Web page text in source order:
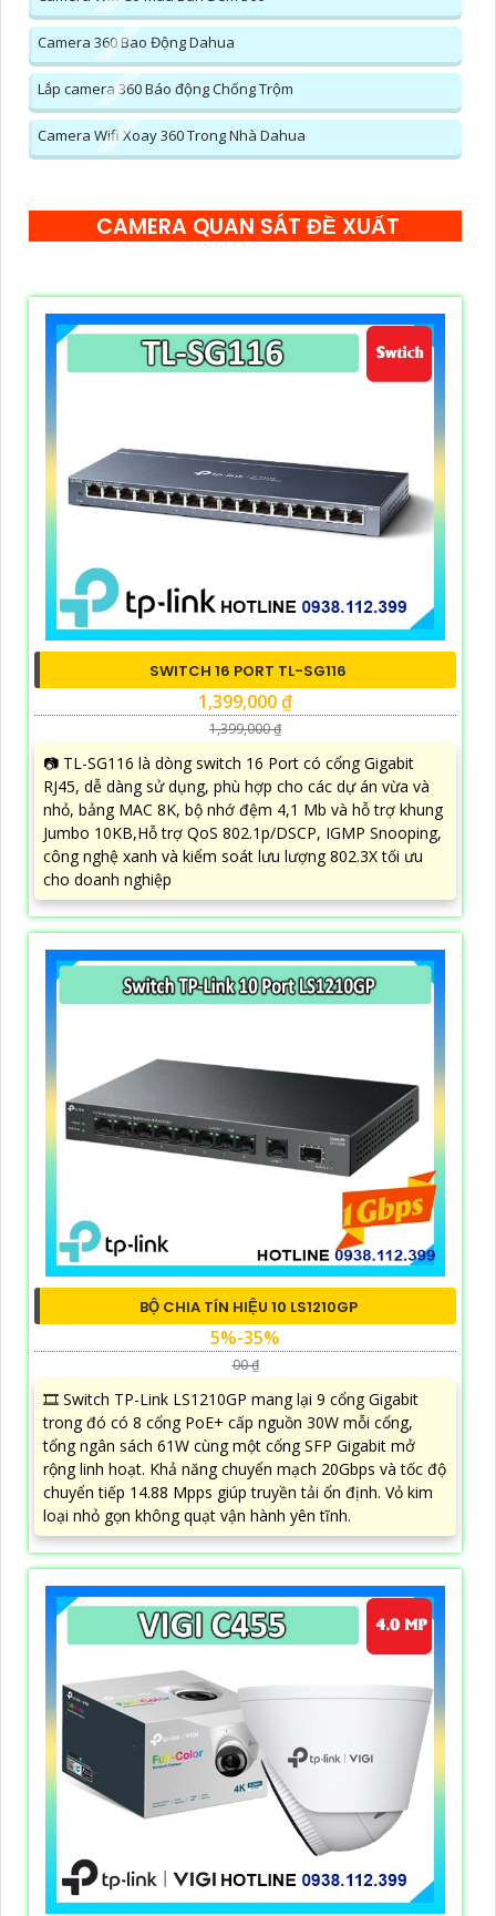
Camera 360 Bao Động Dahua
Lắp camera 360 Báo động Chống Trộm
Camera Wifi Xoay 360 Trong Nhà Dahua
CAMERA QUAN SÁT ĐỀ XUẤT
SWITCH 16 PORT TL-SG116
1,399,000 ₫
1,399,000 ₫
📷 TL-SG116 là dòng switch 16 Port có cổng Gigabit
RJ45, dễ dàng sử dụng, phù hợp cho các dự án vừa và
nhỏ, bảng MAC 8K, bộ nhớ đệm 4,1 Mb và hỗ trợ khung
Jumbo 10KB,Hỗ trợ QoS 802.1p/DSCP, IGMP Snooping,
công nghệ xanh và kiểm soát lưu lượng 802.3X tối ưu
cho doanh nghiệp
BỘ CHIA TÍN HIỆU 10 LS1210GP
5%-35%
00 ₫
🎞 Switch TP-Link LS1210GP mang lại 9 cổng Gigabit
trong đó có 8 cổng PoE+ cấp nguồn 30W mỗi cổng,
tổng ngân sách 61W cùng một cổng SFP Gigabit mở
rộng linh hoạt. Khả năng chuyển mạch 20Gbps và tốc độ
chuyển tiếp 14.88 Mpps giúp truyền tải ổn định. Vỏ kim
loại nhỏ gọn không quạt vận hành yên tĩnh.